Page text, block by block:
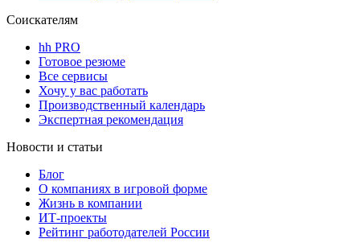
Соискателям
hh PRO
Готовое резюме
Все сервисы
Хочу у вас работать
Производственный календарь
Экспертная рекомендация
Новости и статьи
Блог
О компаниях в игровой форме
Жизнь в компании
ИТ-проекты
Рейтинг работодателей России